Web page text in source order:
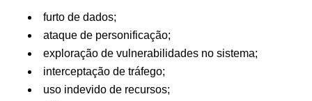
furto de dados;
ataque de personificação;
exploração de vulnerabilidades no sistema;
interceptação de tráfego;
uso indevido de recursos;